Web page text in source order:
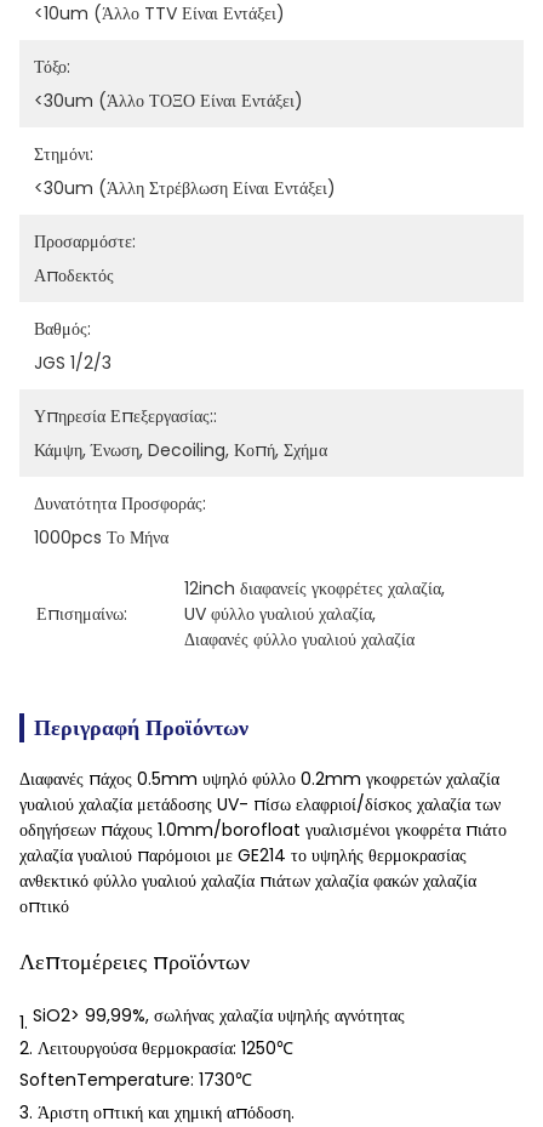
<10um (άλλο TTV Είναι Εντάξει)
Τόξο:
<30um (άλλο ΤΟΞΟ Είναι Εντάξει)
Στημόνι:
<30um (άλλη Στρέβλωση Είναι Εντάξει)
Προσαρμόστε:
Αποδεκτός
Βαθμός:
JGS 1/2/3
Υπηρεσία Επεξεργασίας::
Κάμψη, Ένωση, Decoiling, Κοπή, Σχήμα
Δυνατότητα Προσφοράς:
1000pcs Το Μήνα
Επισημαίνω:
12inch διαφανείς γκοφρέτες χαλαζία,
UV φύλλο γυαλιού χαλαζία,
Διαφανές φύλλο γυαλιού χαλαζία
Περιγραφή Προϊόντων
Διαφανές πάχος 0.5mm υψηλό φύλλο 0.2mm γκοφρετών χαλαζία
γυαλιού χαλαζία μετάδοσης UV- πίσω ελαφριοί/δίσκος χαλαζία των
οδηγήσεων πάχους 1.0mm/borofloat γυαλισμένοι γκοφρέτα πιάτο
χαλαζία γυαλιού παρόμοιοι με GE214 το υψηλής θερμοκρασίας
ανθεκτικό φύλλο γυαλιού χαλαζία πιάτων χαλαζία φακών χαλαζία
οπτικό
Λεπτομέρειες προϊόντων
1. SiO2> 99,99%, σωλήνας χαλαζία υψηλής αγνότητας
2. Λειτουργούσα θερμοκρασία: 1250℃
SoftenTemperature: 1730℃
3. Άριστη οπτική και χημική απόδοση.